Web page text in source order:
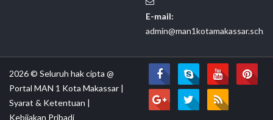
E-mail:
admin@man1kotamakassar.sch.id
2026 © Seluruh hak cipta @
Portal MAN 1 Kota Makassar |
Syarat & Ketentuan |
Kebijakan Pribadi